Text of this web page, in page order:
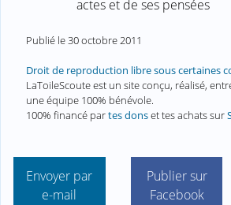
actes et de ses pensées
Publié le30 octobre 2011
Droit de reproduction libre sous certaines
LaToileScoute est un site conçu, réalisé,
une équipe 100% bénévole.
100% financé partes donset tes achats sur
Envoyer par
e-mail
Publier sur
Facebook